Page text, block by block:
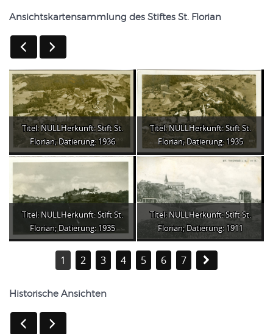
Ansichtskartensammlung des Stiftes St. Florian
Titel: NULLHerkunft: Stift St.
Florian; Datierung: 1936
Titel: NULLHerkunft: Stift St.
Florian; Datierung: 1935
Titel: NULLHerkunft: Stift St.
Florian; Datierung: 1935
Titel: NULLHerkunft: Stift St.
Florian; Datierung: 1911
1 2 3 4 5 6 7
Historische Ansichten